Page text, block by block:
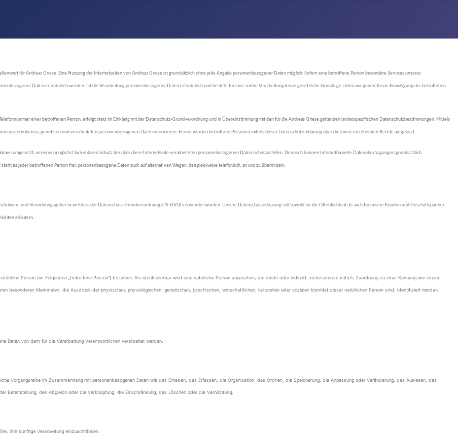
für Andreas Griese. Eine Nutzung der Internetseiten von Andreas Griese ist grundsätzlich ohne jede Angabe personenbezogener Daten möglich. Sofern eine betroffene Person besondere Services unseres
Daten erforderlich werden. Ist die Verarbeitung personenbezogener Daten erforderlich und besteht für eine solche Verarbeitung keine gesetzliche Grundlage, holen wir generell eine Einwilligung der betroffenen
einer betroffenen Person, erfolgt stets im Einklang mit der Datenschutz-Grundverordnung und in Übereinstimmung mit den für die Andreas Griese geltenden landesspezifischen Datenschutzbestimmungen. Mittels
uns erhobenen, genutzten und verarbeiteten personenbezogenen Daten informieren. Ferner werden betroffene Personen mittels dieser Datenschutzerklärung über die ihnen zustehenden Rechte aufgeklärt.
umgesetzt, um einen möglichst lückenlosen Schutz der über diese Internetseite verarbeiteten personenbezogenen Daten sicherzustellen. Dennoch können Internetbasierte Datenübertragungen grundsätzlich
es jeder betroffenen Person frei, personenbezogene Daten auch auf alternativen Wegen, beispielsweise telefonisch, an uns zu übermitteln.
und Verordnungsgeber beim Erlass der Datenschutz-Grundverordnung (DS-GVO) verwendet wurden. Unsere Datenschutzerklärung soll sowohl für die Öffentlichkeit als auch für unsere Kunden und Geschäftspartner
erläutern.
Person (im Folgenden „betroffene Person“) beziehen. Als identifizierbar wird eine natürliche Person angesehen, die direkt oder indirekt, insbesondere mittels Zuordnung zu einer Kennung wie einem
besonderen Merkmalen, die Ausdruck der physischen, physiologischen, genetischen, psychischen, wirtschaftlichen, kulturellen oder sozialen Identität dieser natürlichen Person sind, identifiziert werden
Daten von dem für die Verarbeitung Verantwortlichen verarbeitet werden.
Vorgangsreihe im Zusammenhang mit personenbezogenen Daten wie das Erheben, das Erfassen, die Organisation, das Ordnen, die Speicherung, die Anpassung oder Veränderung, das Auslesen, das
Bereitstellung, den Abgleich oder die Verknüpfung, die Einschränkung, das Löschen oder die Vernichtung.
ihre künftige Verarbeitung einzuschränken.